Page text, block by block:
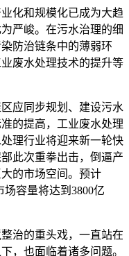
化和规模化已成为大趋
严峻。在污水治理的细
防治链条中的薄弱环
废水处理技术的提升等
应同步规划、建设污水
的提高，工业废水处理
理行业将迎来新一轮快
此次重拳出击，倒逼产
的市场空间。预计
场容量将达到3800亿
治的重头戏，一直站在
，也面临着诸多问题。